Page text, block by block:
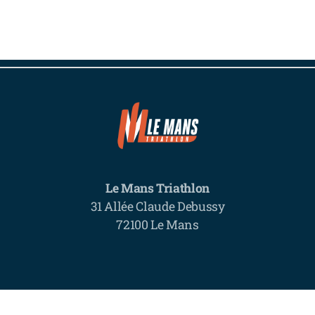
Le Mans Triathlon
31 Allée Claude Debussy
72100 Le Mans